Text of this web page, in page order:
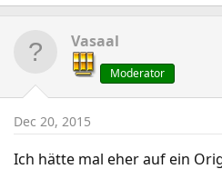
Vasaal
Moderator
Dec 20, 2015
Ich hätte mal eher auf ein